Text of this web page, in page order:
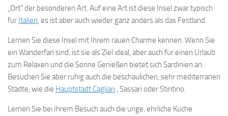
„Ort“ der besonderen Art. Auf eine Art ist diese Insel zwar typisch
für Italien, es ist aber auch wieder ganz anders als das Festland.
Lernen Sie diese Insel mit Ihrem rauen Charme kennen. Wenn Sie
ein Wanderfan sind, ist sie als Ziel ideal, aber auch für einen Urlaub
zum Relaxen und die Sonne Genießen bietet sich Sardinien an.
Besuchen Sie aber ruhig auch die beschaulichen, sehr mediterranen
Städte, wie die Hauptstadt Cagliari , Sassari oder Stintino.
Lernen Sie bei Ihrem Besuch auch die urige, ehrliche Küche